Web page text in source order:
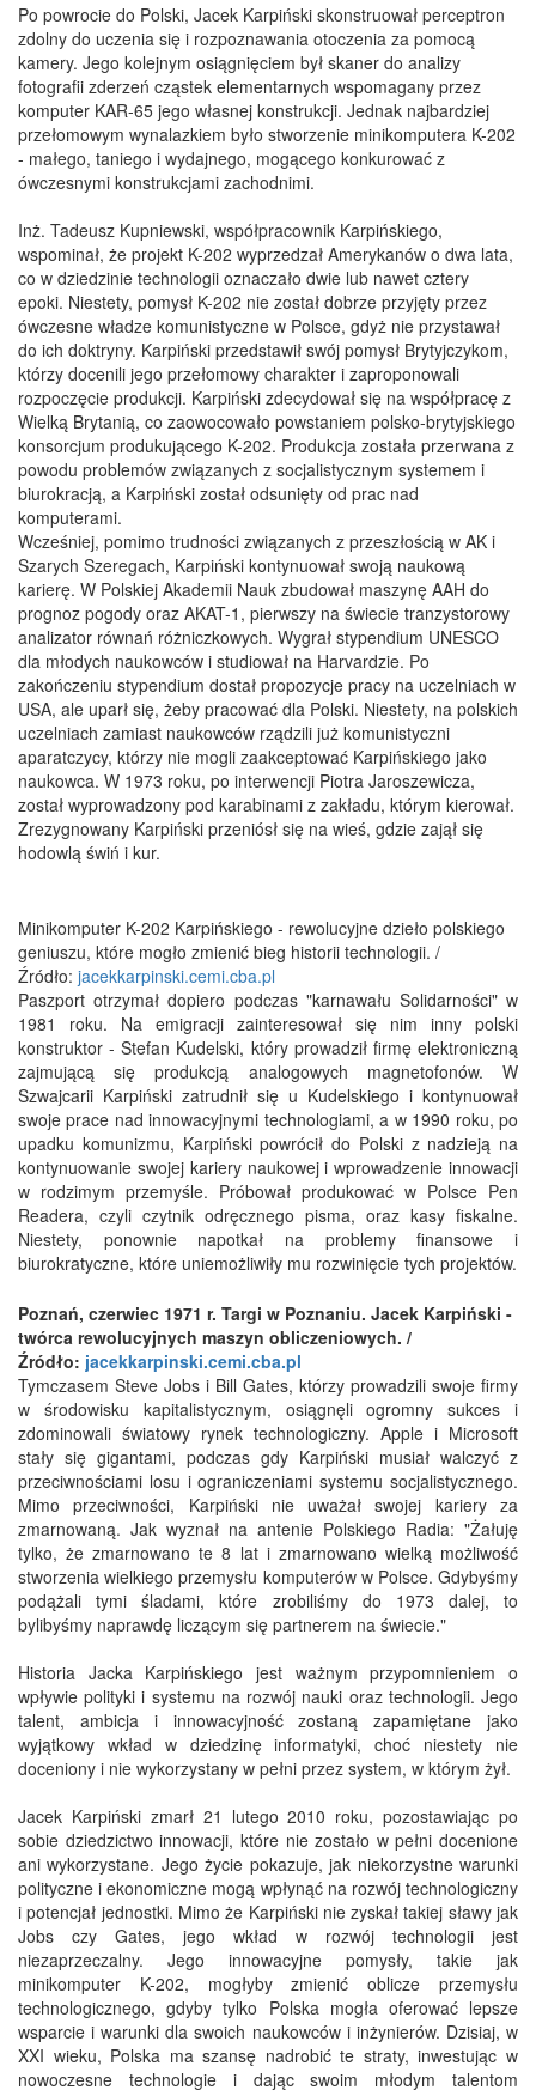
Po powrocie do Polski, Jacek Karpiński skonstruował perceptron
zdolny do uczenia się i rozpoznawania otoczenia za pomocą
kamery. Jego kolejnym osiągnięciem był skaner do analizy
fotografii zderzeń cząstek elementarnych wspomagany przez
komputer KAR-65 jego własnej konstrukcji. Jednak najbardziej
przełomowym wynalazkiem było stworzenie minikomputera K-202
- małego, taniego i wydajnego, mogącego konkurować z
ówczesnymi konstrukcjami zachodnimi.
Inż. Tadeusz Kupniewski, współpracownik Karpińskiego,
wspominał, że projekt K-202 wyprzedzał Amerykanów o dwa lata,
co w dziedzinie technologii oznaczało dwie lub nawet cztery
epoki. Niestety, pomysł K-202 nie został dobrze przyjęty przez
ówczesne władze komunistyczne w Polsce, gdyż nie przystawał
do ich doktryny. Karpiński przedstawił swój pomysł Brytyjczykom,
którzy docenili jego przełomowy charakter i zaproponowali
rozpoczęcie produkcji. Karpiński zdecydował się na współpracę z
Wielką Brytanią, co zaowocowało powstaniem polsko-brytyjskiego
konsorcjum produkującego K-202. Produkcja została przerwana z
powodu problemów związanych z socjalistycznym systemem i
biurokracją, a Karpiński został odsunięty od prac nad
komputerami.
Wcześniej, pomimo trudności związanych z przeszłością w AK i
Szarych Szeregach, Karpiński kontynuował swoją naukową
karierę. W Polskiej Akademii Nauk zbudował maszynę AAH do
prognoz pogody oraz AKAT-1, pierwszy na świecie tranzystorowy
analizator równań różniczkowych. Wygrał stypendium UNESCO
dla młodych naukowców i studiował na Harvardzie. Po
zakończeniu stypendium dostał propozycje pracy na uczelniach w
USA, ale uparł się, żeby pracować dla Polski. Niestety, na polskich
uczelniach zamiast naukowców rządzili już komunistyczni
aparatczycy, którzy nie mogli zaakceptować Karpińskiego jako
naukowca. W 1973 roku, po interwencji Piotra Jaroszewicza,
został wyprowadzony pod karabinami z zakładu, którym kierował.
Zrezygnowany Karpiński przeniósł się na wieś, gdzie zajął się
hodowlą świń i kur.
Minikomputer K-202 Karpińskiego - rewolucyjne dzieło polskiego
geniuszu, które mogło zmienić bieg historii technologii. /
Źródło: jacekkarpinski.cemi.cba.pl
Paszport otrzymał dopiero podczas "karnawału Solidarności" w
1981 roku. Na emigracji zainteresował się nim inny polski
konstruktor - Stefan Kudelski, który prowadził firmę elektroniczną
zajmującą się produkcją analogowych magnetofonów. W
Szwajcarii Karpiński zatrudnił się u Kudelskiego i kontynuował
swoje prace nad innowacyjnymi technologiami, a w 1990 roku, po
upadku komunizmu, Karpiński powrócił do Polski z nadzieją na
kontynuowanie swojej kariery naukowej i wprowadzenie innowacji
w rodzimym przemyśle. Próbował produkować w Polsce Pen
Readera, czyli czytnik odręcznego pisma, oraz kasy fiskalne.
Niestety, ponownie napotkał na problemy finansowe i
biurokratyczne, które uniemożliwiły mu rozwinięcie tych projektów.
Poznań, czerwiec 1971 r. Targi w Poznaniu. Jacek Karpiński -
twórca rewolucyjnych maszyn obliczeniowych. /
Źródło: jacekkarpinski.cemi.cba.pl
Tymczasem Steve Jobs i Bill Gates, którzy prowadzili swoje firmy
w środowisku kapitalistycznym, osiągnęli ogromny sukces i
zdominowali światowy rynek technologiczny. Apple i Microsoft
stały się gigantami, podczas gdy Karpiński musiał walczyć z
przeciwnościami losu i ograniczeniami systemu socjalistycznego.
Mimo przeciwności, Karpiński nie uważał swojej kariery za
zmarnowaną. Jak wyznał na antenie Polskiego Radia: "Żałuję
tylko, że zmarnowano te 8 lat i zmarnowano wielką możliwość
stworzenia wielkiego przemysłu komputerów w Polsce. Gdybyśmy
podążali tymi śladami, które zrobiliśmy do 1973 dalej, to
bylibyśmy naprawdę liczącym się partnerem na świecie."
Historia Jacka Karpińskiego jest ważnym przypomnieniem o
wpływie polityki i systemu na rozwój nauki oraz technologii. Jego
talent, ambicja i innowacyjność zostaną zapamiętane jako
wyjątkowy wkład w dziedzinę informatyki, choć niestety nie
doceniony i nie wykorzystany w pełni przez system, w którym żył.
Jacek Karpiński zmarł 21 lutego 2010 roku, pozostawiając po
sobie dziedzictwo innowacji, które nie zostało w pełni docenione
ani wykorzystane. Jego życie pokazuje, jak niekorzystne warunki
polityczne i ekonomiczne mogą wpłynąć na rozwój technologiczny
i potencjał jednostki. Mimo że Karpiński nie zyskał takiej sławy jak
Jobs czy Gates, jego wkład w rozwój technologii jest
niezaprzeczalny. Jego innowacyjne pomysły, takie jak
minikomputer K-202, mogłyby zmienić oblicze przemysłu
technologicznego, gdyby tylko Polska mogła oferować lepsze
wsparcie i warunki dla swoich naukowców i inżynierów. Dzisiaj, w
XXI wieku, Polska ma szansę nadrobić te straty, inwestując w
nowoczesne technologie i dając swoim młodym talentom